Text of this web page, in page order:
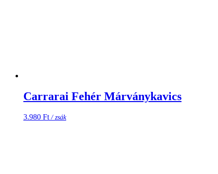
Carrarai Fehér Márványkavics
3.980 Ft / zsák